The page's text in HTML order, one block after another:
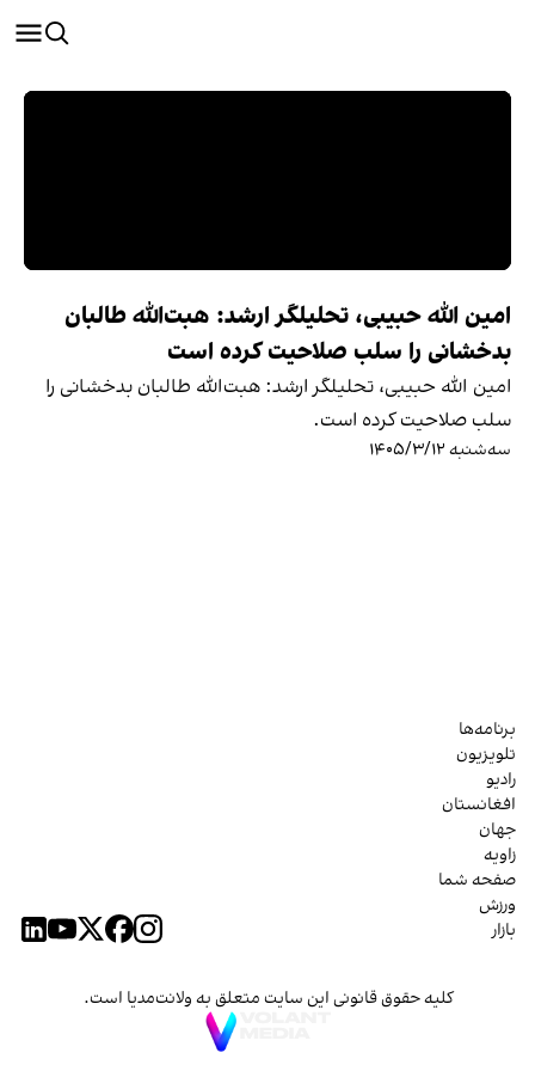
امین الله حبیبی، تحلیلگر ارشد: هبت‌الله طالبان
بدخشانی را سلب صلاحیت کرده است
امین الله حبیبی، تحلیلگر ارشد: هبت‌الله طالبان بدخشانی را
سلب صلاحیت کرده است.
سه‌شنبه ۱۴۰۵/۳/۱۲
برنامه‌ها
تلویزیون
رادیو
افغانستان
جهان
زاویه
صفحه شما
ورزش
بازار
کلیه حقوق قانونی این سایت متعلق به ولانت‌مدیا است.